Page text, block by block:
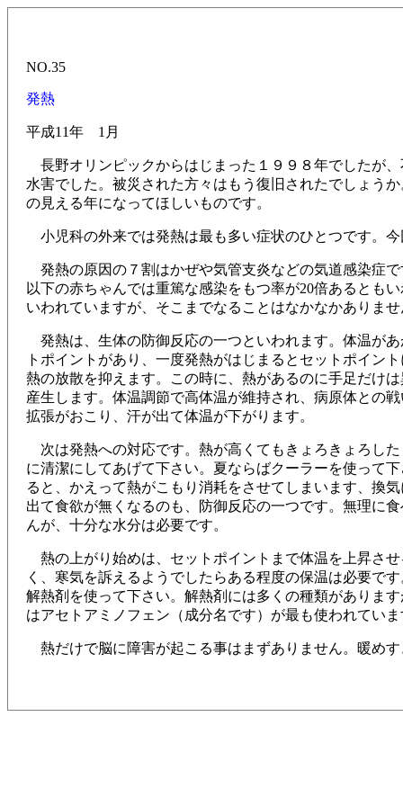
NO.35
発熱
平成11年 1月
長野オリンピックからはじまった１９９８年でしたが
水害でした。被災された方々はもう復旧されたでしょう
の見える年になってほしいものです。
小児科の外来では発熱は最も多い症状のひとつです。
発熱の原因の７割はかぜや気管支炎などの気道感染症
以下の赤ちゃんでは重篤な感染をもつ率が20倍あるとも
いわれていますが、そこまでなることはなかなかありま
発熱は、生体の防御反応の一つといわれます。体温が
トポイントがあり、一度発熱がはじまるとセットポイン
熱の放散を抑えます。この時に、熱があるのに手足だけ
産生します。体温調節で高体温が維持され、病原体との
拡張がおこり、汗が出て体温が下がります。
次は発熱への対応です。熱が高くてもきょろきょろし
に清潔にしてあげて下さい。夏ならばクーラーを使って
ると、かえって熱がこもり消耗をさせてしまいます、換
出て食欲が無くなるのも、防御反応の一つです。無理に
んが、十分な水分は必要です。
熱の上がり始めは、セットポイントまで体温を上昇さ
く、寒気を訴えるようでしたらある程度の保温は必要で
解熱剤を使って下さい。解熱剤には多くの種類がありま
はアセトアミノフェン（成分名です）が最も使われてい
熱だけで脳に障害が起こる事はまずありません。暖め